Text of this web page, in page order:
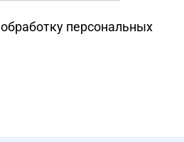
обработку персональных